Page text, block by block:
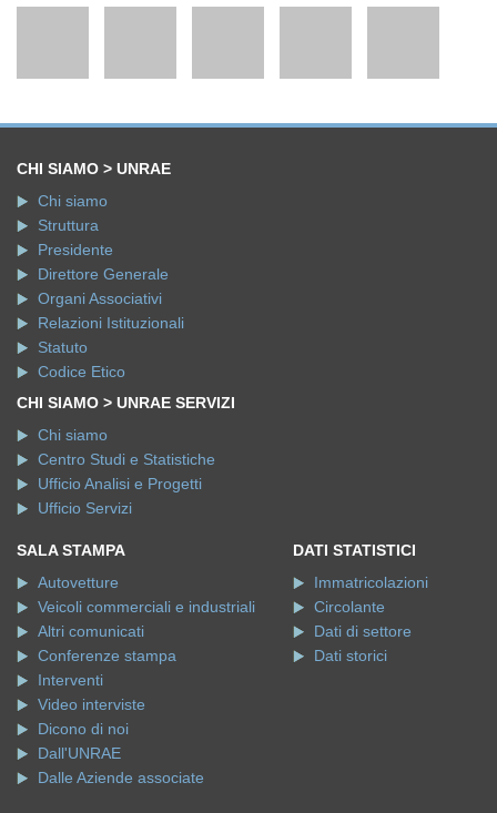
CHI SIAMO > UNRAE
Chi siamo
Struttura
Presidente
Direttore Generale
Organi Associativi
Relazioni Istituzionali
Statuto
Codice Etico
CHI SIAMO > UNRAE SERVIZI
Chi siamo
Centro Studi e Statistiche
Ufficio Analisi e Progetti
Ufficio Servizi
SALA STAMPA
Autovetture
Veicoli commerciali e industriali
Altri comunicati
Conferenze stampa
Interventi
Video interviste
Dicono di noi
Dall'UNRAE
Dalle Aziende associate
DATI STATISTICI
Immatricolazioni
Circolante
Dati di settore
Dati storici